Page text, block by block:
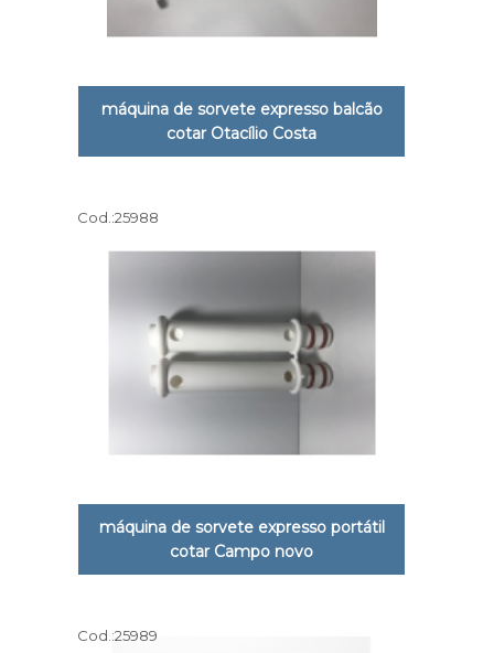
máquina de sorvete expresso balcão
cotar Otacílio Costa
Cod.:25988
máquina de sorvete expresso portátil
cotar Campo novo
Cod.:25989